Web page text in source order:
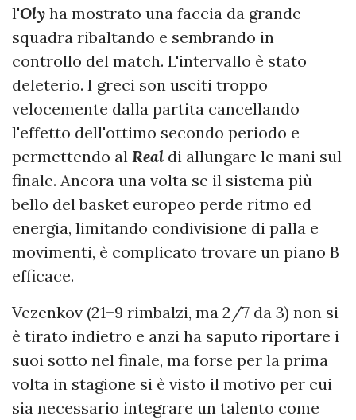
l'Oly ha mostrato una faccia da grande
squadra ribaltando e sembrando in
controllo del match. L'intervallo è stato
deleterio. I greci son usciti troppo
velocemente dalla partita cancellando
l'effetto dell'ottimo secondo periodo e
permettendo al Real di allungare le mani sul
finale. Ancora una volta se il sistema più
bello del basket europeo perde ritmo ed
energia, limitando condivisione di palla e
movimenti, è complicato trovare un piano B
efficace.
Vezenkov (21+9 rimbalzi, ma 2/7 da 3) non si
è tirato indietro e anzi ha saputo riportare i
suoi sotto nel finale, ma forse per la prima
volta in stagione si è visto il motivo per cui
sia necessario integrare un talento come